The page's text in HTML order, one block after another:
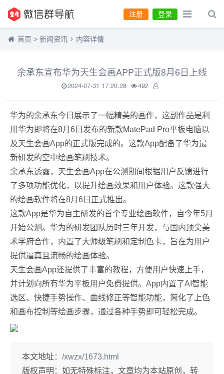
登录
注册
首页 > 新闻资讯 内容详情
余承东宣布华为天生会画APP正式版8月6日上线
2024-07-31 17:20:28 492
华为的余承东今日展示了一幅精美的画作，这副作品是利
用华为即将在8月6日发布的新款MatePad Pro平板电脑以
及天生会画App的正式版完成的。这款App配备了华为最
新研发的空中绘画笔刷技术。
余承东透露，天生会画App在公测期间根据用户反馈进行
了多项功能优化，以提升绘画效果和用户体验。这款强大
的绘画软件将在8月6日正式推出。
这款App是华为自主研发的首个专业绘画软件，自今年5月
开始公测。华为的研发团队历时三年开发，与国内顶尖美
术学府合作，内置了大师级笔刷和定制色卡，旨在为用户
提供逼真且流畅的绘画体验。
天生会画App还提供了丰富的教程，方便用户快速上手，
并计划向所有华为平板用户免费提供。App内置了AI智能
选区、快捷手势操作、曲线修正等智能功能，简化了上色
和画布控制等绘画步骤，通过各种手势即可轻松完成。
本文地址： /xwzx/1673.html
版权声明： 如无特殊标注，文章均为本站原创，转